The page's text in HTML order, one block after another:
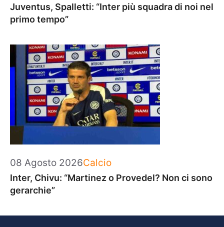
Juventus, Spalletti: “Inter più squadra di noi nel
primo tempo”
08 Agosto 2026Categorie
Calcio
Inter, Chivu: “Martinez o Provedel? Non ci sono
gerarchie”